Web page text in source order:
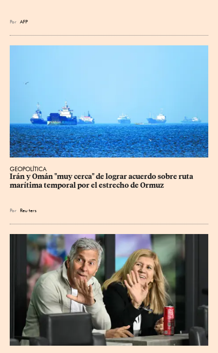
Por AFP
GEOPOLÍTICA
Irán y Omán "muy cerca" de lograr acuerdo sobre ruta
marítima temporal por el estrecho de Ormuz
Por Reu ters